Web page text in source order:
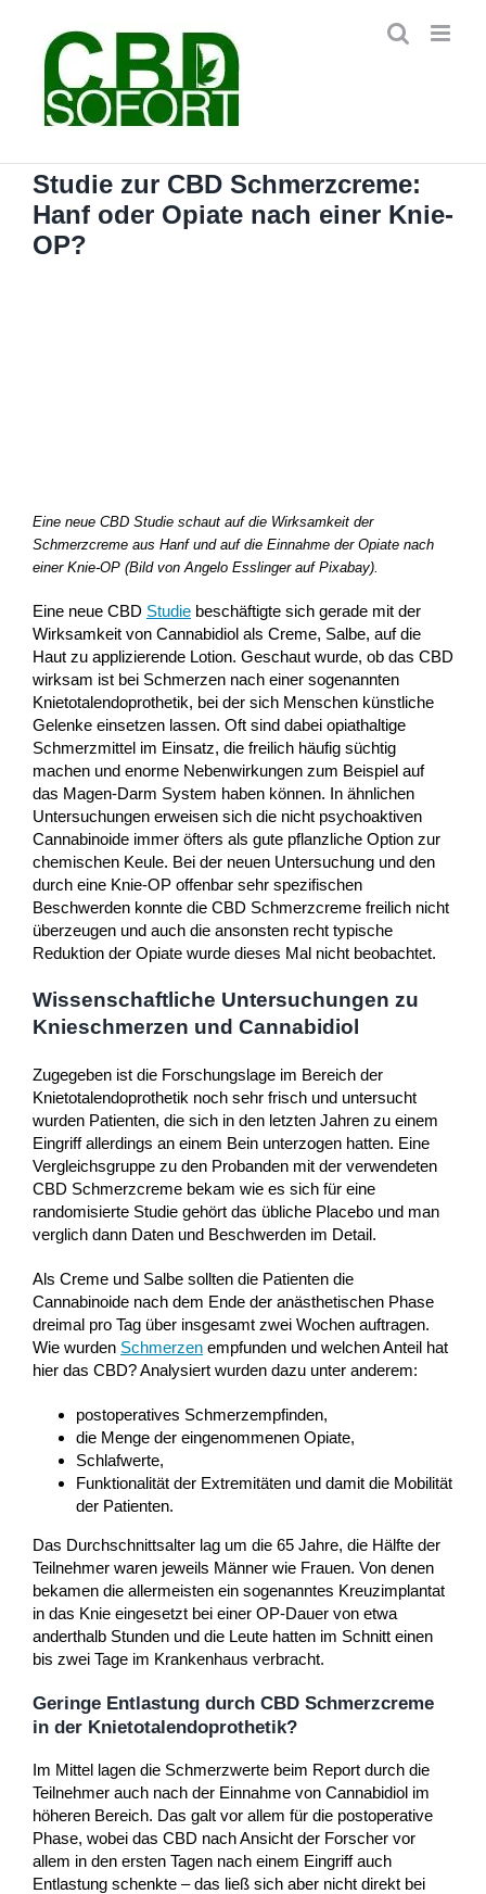
springen
Studie zur CBD Schmerzcreme:
Hanf oder Opiate nach einer Knie-
OP?
Eine neue CBD Studie schaut auf die Wirksamkeit der
Schmerzcreme aus Hanf und auf die Einnahme der Opiate nach
einer Knie-OP (Bild von Angelo Esslinger auf Pixabay).
Eine neue CBD Studie beschäftigte sich gerade mit der
Wirksamkeit von Cannabidiol als Creme, Salbe, auf die
Haut zu applizierende Lotion. Geschaut wurde, ob das CBD
wirksam ist bei Schmerzen nach einer sogenannten
Knietotalendoprothetik, bei der sich Menschen künstliche
Gelenke einsetzen lassen. Oft sind dabei opiathaltige
Schmerzmittel im Einsatz, die freilich häufig süchtig
machen und enorme Nebenwirkungen zum Beispiel auf
das Magen-Darm System haben können. In ähnlichen
Untersuchungen erweisen sich die nicht psychoaktiven
Cannabinoide immer öfters als gute pflanzliche Option zur
chemischen Keule. Bei der neuen Untersuchung und den
durch eine Knie-OP offenbar sehr spezifischen
Beschwerden konnte die CBD Schmerzcreme freilich nicht
überzeugen und auch die ansonsten recht typische
Reduktion der Opiate wurde dieses Mal nicht beobachtet.
Wissenschaftliche Untersuchungen zu
Knieschmerzen und Cannabidiol
Zugegeben ist die Forschungslage im Bereich der
Knietotalendoprothetik noch sehr frisch und untersucht
wurden Patienten, die sich in den letzten Jahren zu einem
Eingriff allerdings an einem Bein unterzogen hatten. Eine
Vergleichsgruppe zu den Probanden mit der verwendeten
CBD Schmerzcreme bekam wie es sich für eine
randomisierte Studie gehört das übliche Placebo und man
verglich dann Daten und Beschwerden im Detail.
Als Creme und Salbe sollten die Patienten die
Cannabinoide nach dem Ende der anästhetischen Phase
dreimal pro Tag über insgesamt zwei Wochen auftragen.
Wie wurden Schmerzen empfunden und welchen Anteil hat
hier das CBD? Analysiert wurden dazu unter anderem:
postoperatives Schmerzempfinden,
die Menge der eingenommenen Opiate,
Schlafwerte,
Funktionalität der Extremitäten und damit die Mobilität
der Patienten.
Das Durchschnittsalter lag um die 65 Jahre, die Hälfte der
Teilnehmer waren jeweils Männer wie Frauen. Von denen
bekamen die allermeisten ein sogenanntes Kreuzimplantat
in das Knie eingesetzt bei einer OP-Dauer von etwa
anderthalb Stunden und die Leute hatten im Schnitt einen
bis zwei Tage im Krankenhaus verbracht.
Geringe Entlastung durch CBD Schmerzcreme
in der Knietotalendoprothetik?
Im Mittel lagen die Schmerzwerte beim Report durch die
Teilnehmer auch nach der Einnahme von Cannabidiol im
höheren Bereich. Das galt vor allem für die postoperative
Phase, wobei das CBD nach Ansicht der Forscher vor
allem in den ersten Tagen nach einem Eingriff auch
Entlastung schenkte – das ließ sich aber nicht direkt bei